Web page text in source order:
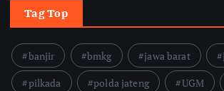
Tag Top
banjir bmkg jawa barat
pilkada
polda jateng UGM